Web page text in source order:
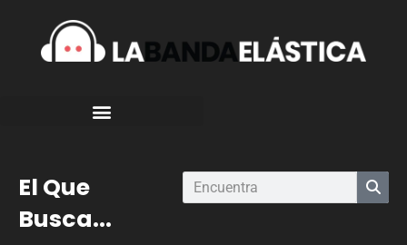
El Que
Busca...